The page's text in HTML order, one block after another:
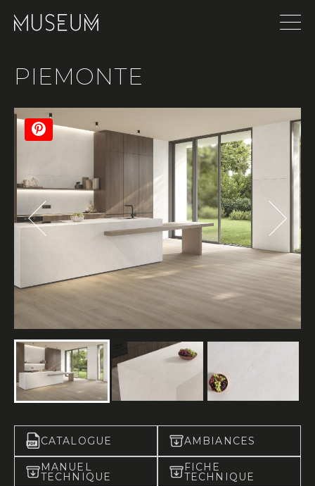
PIEMONTE
CATALOGUE AMBIANCES
MANUEL
TECHNIQUE
FICHE
TECHNIQUE